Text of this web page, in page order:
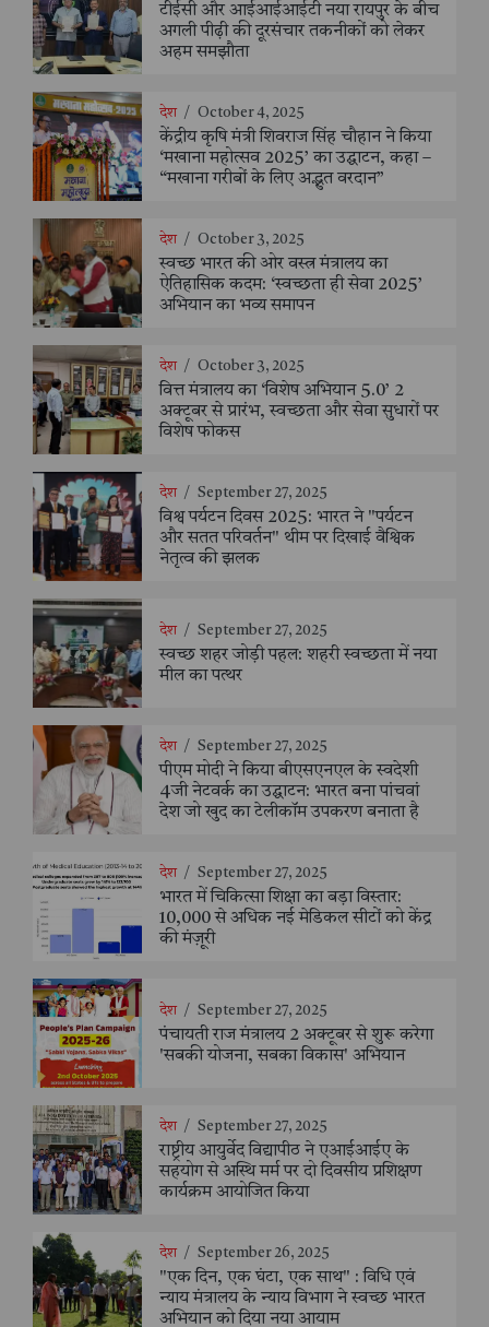
टीईसी और आईआईआईटी नया रायपुर के बीच
अगली पीढ़ी की दूरसंचार तकनीकों को लेकर
अहम समझौता
देश / October 4, 2025
केंद्रीय कृषि मंत्री शिवराज सिंह चौहान ने किया
‘मखाना महोत्सव 2025’ का उद्घाटन, कहा –
“मखाना गरीबों के लिए अद्भुत वरदान”
देश / October 3, 2025
स्वच्छ भारत की ओर वस्त्र मंत्रालय का
ऐतिहासिक कदम: ‘स्वच्छता ही सेवा 2025’
अभियान का भव्य समापन
देश / October 3, 2025
वित्त मंत्रालय का ‘विशेष अभियान 5.0’ 2
अक्टूबर से प्रारंभ, स्वच्छता और सेवा सुधारों पर
विशेष फोकस
देश / September 27, 2025
विश्व पर्यटन दिवस 2025: भारत ने "पर्यटन
और सतत परिवर्तन" थीम पर दिखाई वैश्विक
नेतृत्व की झलक
देश / September 27, 2025
स्वच्छ शहर जोड़ी पहल: शहरी स्वच्छता में नया
मील का पत्थर
देश / September 27, 2025
पीएम मोदी ने किया बीएसएनएल के स्वदेशी
4जी नेटवर्क का उद्घाटन: भारत बना पांचवां
देश जो खुद का टेलीकॉम उपकरण बनाता है
देश / September 27, 2025
भारत में चिकित्सा शिक्षा का बड़ा विस्तार:
10,000 से अधिक नई मेडिकल सीटों को केंद्र
की मंज़ूरी
देश / September 27, 2025
पंचायती राज मंत्रालय 2 अक्टूबर से शुरू करेगा
'सबकी योजना, सबका विकास' अभियान
देश / September 27, 2025
राष्ट्रीय आयुर्वेद विद्यापीठ ने एआईआईए के
सहयोग से अस्थि मर्म पर दो दिवसीय प्रशिक्षण
कार्यक्रम आयोजित किया
देश / September 26, 2025
"एक दिन, एक घंटा, एक साथ" : विधि एवं
न्याय मंत्रालय के न्याय विभाग ने स्वच्छ भारत
अभियान को दिया नया आयाम